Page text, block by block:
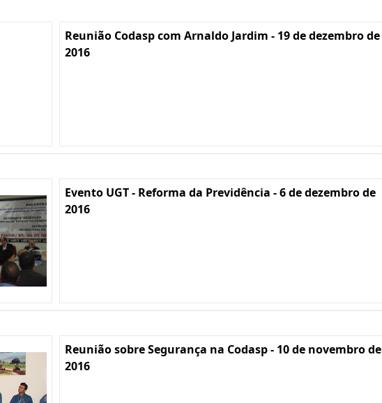
Reunião Codasp com Arnaldo Jardim - 19 de dezembro de
2016
Evento UGT - Reforma da Previdência - 6 de dezembro de
2016
Reunião sobre Segurança na Codasp - 10 de novembro de
2016